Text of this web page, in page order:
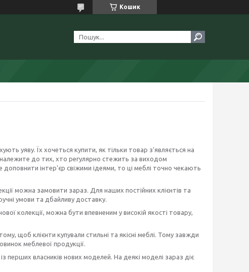
Кошик
уяву. Їх хочеться купити, як тільки товар з'являється на
до тих, хто регулярно стежить за виходом
інтер'єр свіжими ідеями, то ці меблі точно чекають
можна замовити зараз. Для наших постійних клієнтів та
умови та дбайливу доставку.
колекції, можна бути впевненим у високій якості товару,
щоб клієнти купували стильні та якісні меблі. Тому завжди
меблевої продукції.
перших власників нових моделей. На деякі моделі зараз діє